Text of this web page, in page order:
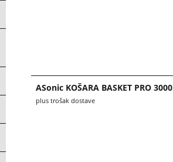
ASonic KOŠARA BASKET PRO 3000
plus trošak dostave